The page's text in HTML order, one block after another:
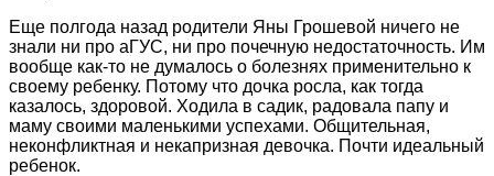
Еще полгода назад родители Яны Грошевой ничего не
знали ни про аГУС, ни про почечную недостаточность. Им
вообще как-то не думалось о болезнях применительно к
своему ребенку. Потому что дочка росла, как тогда
казалось, здоровой. Ходила в садик, радовала папу и
маму своими маленькими успехами. Общительная,
неконфликтная и некапризная девочка. Почти идеальный
ребенок.